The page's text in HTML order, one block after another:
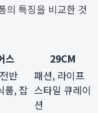
의 특징을 비교한 것
스
29CM
반
품, 잡
패션, 라이프
스타일 큐레이
션